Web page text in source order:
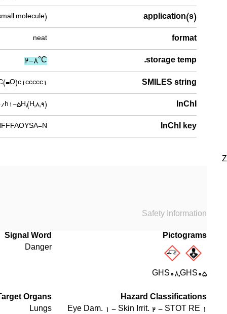
application(s)
molecule)
format
neat
storage temp.
2-8°C
SMILES string
InChI
5H,(H,8,9)
InChI key
N
Z
Safety Information
Pictograms
GHS08,GHS05
Signal Word
Danger
Hazard Classifications
Eye Dam. 1 - Skin Irrit. 2 - STOT RE 1
Organs
Lungs